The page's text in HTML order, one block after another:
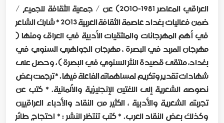
العراقي المعاصر 1981-2010) عن / جمعية الثقافة للجميع /
ضمن فعاليات بغداد عاصمة الثقافة العربية 2013 * شارك الشاعر
في أهم المهرجانات والملتقيات الأدبية في العراق ومنها (
مهرجان المربد في البصرة ، مهرجان الجواهري السنوي في
بغداد، ملتقى قصيدة النثر السنوي في البصرة ) ، وحصل على
شهادات تقدير وتكريم لمساهماته الفاعلة فيها . * ترجمت بعض
نصوصه الشعرية إلى اللغتين الإنجليزية والألمانية. * كتب عن
تجربته الشعرية والأدبية ، الكثير من النقاد والأدباء العراقيين
وكذلك بعض النقاد العرب. * كتب تنتظر النشر : * احتجاج طائر